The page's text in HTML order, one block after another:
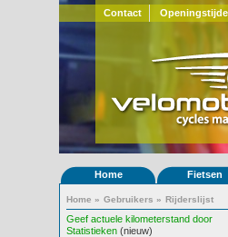
Contact
Home Fietsen
Home » Gebruikers » Rijderslijst
Geef actuele kilometerstand door
Statistieken (nieuw)